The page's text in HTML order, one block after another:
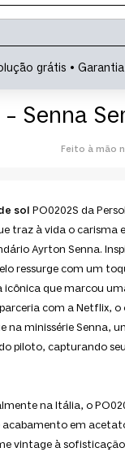
grátis •
- Senna
Feito à mão
sol PO0202S da
traz à vida o carisma
Ayrton Senna.
ressurge com um
que marcou
com a Netflix, o
na minissérie Senna,
piloto, capturando
na Itália, o
em
vintage à